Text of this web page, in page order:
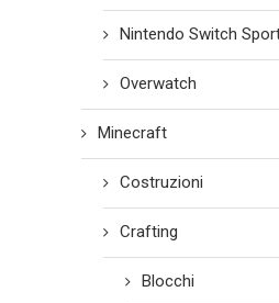
Nintendo Switch
Overwatch
Minecraft
Costruzioni
Crafting
Blocchi